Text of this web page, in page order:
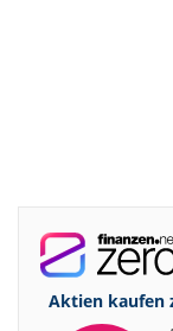
Aktien kaufen